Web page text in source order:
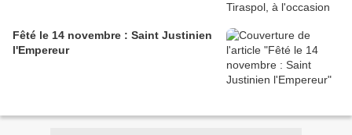
Fêté le 14 novembre : Saint Justinien
l'Empereur